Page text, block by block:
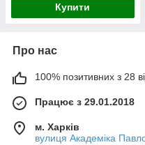
Купити
Про нас
100% позитивних з 28
Працює з 29.01.2018
м. Харків
вулиця Академіка